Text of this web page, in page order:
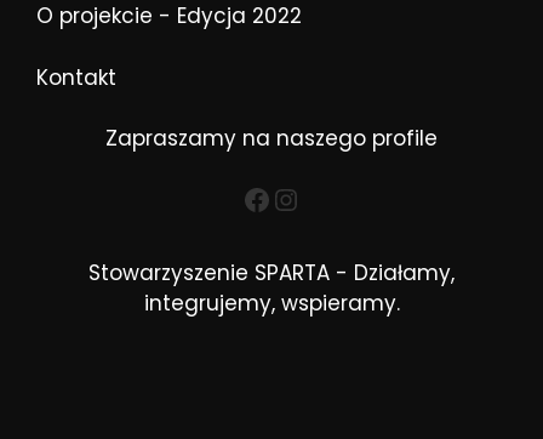
O projekcie - Edycja 2022
Kontakt
Zapraszamy na naszego profile
Facebook Instagram
Stowarzyszenie SPARTA - Działamy,
integrujemy, wspieramy.